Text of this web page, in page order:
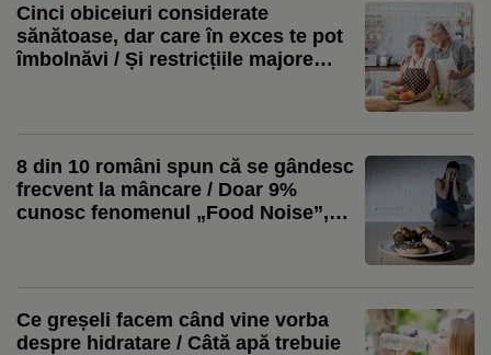
Cinci obiceiuri considerate
sănătoase, dar care în exces te pot
îmbolnăvi / Și restricțiile majore
8 din 10 români spun că se gândesc
frecvent la mâncare / Doar 9%
cunosc fenomenul „Food Noise”,
Ce greșeli facem când vine vorba
despre hidratare / Câtă apă trebuie